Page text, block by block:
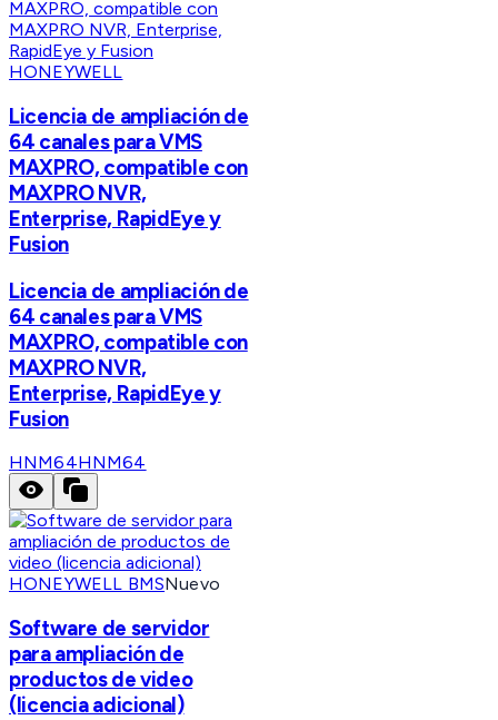
HONEYWELL
Licencia de ampliación de
64 canales para VMS
MAXPRO, compatible con
MAXPRO NVR,
Enterprise, RapidEye y
Fusion
Licencia de ampliación de
64 canales para VMS
MAXPRO, compatible con
MAXPRO NVR,
Enterprise, RapidEye y
Fusion
HNM64HNM64
HONEYWELL BMSNuevo
Software de servidor
para ampliación de
productos de video
(licencia adicional)